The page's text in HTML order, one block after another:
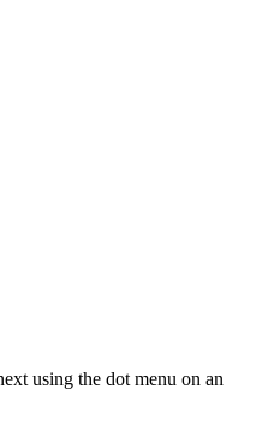
using the dot menu on an